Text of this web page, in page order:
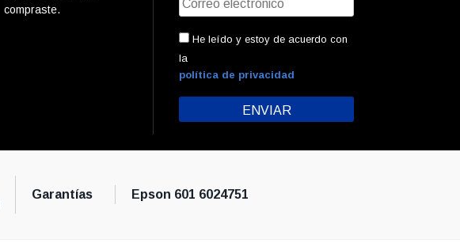
compraste.
He leído y estoy de acuerdo con
la
política de privacidad
Garantías Epson 601 6024751